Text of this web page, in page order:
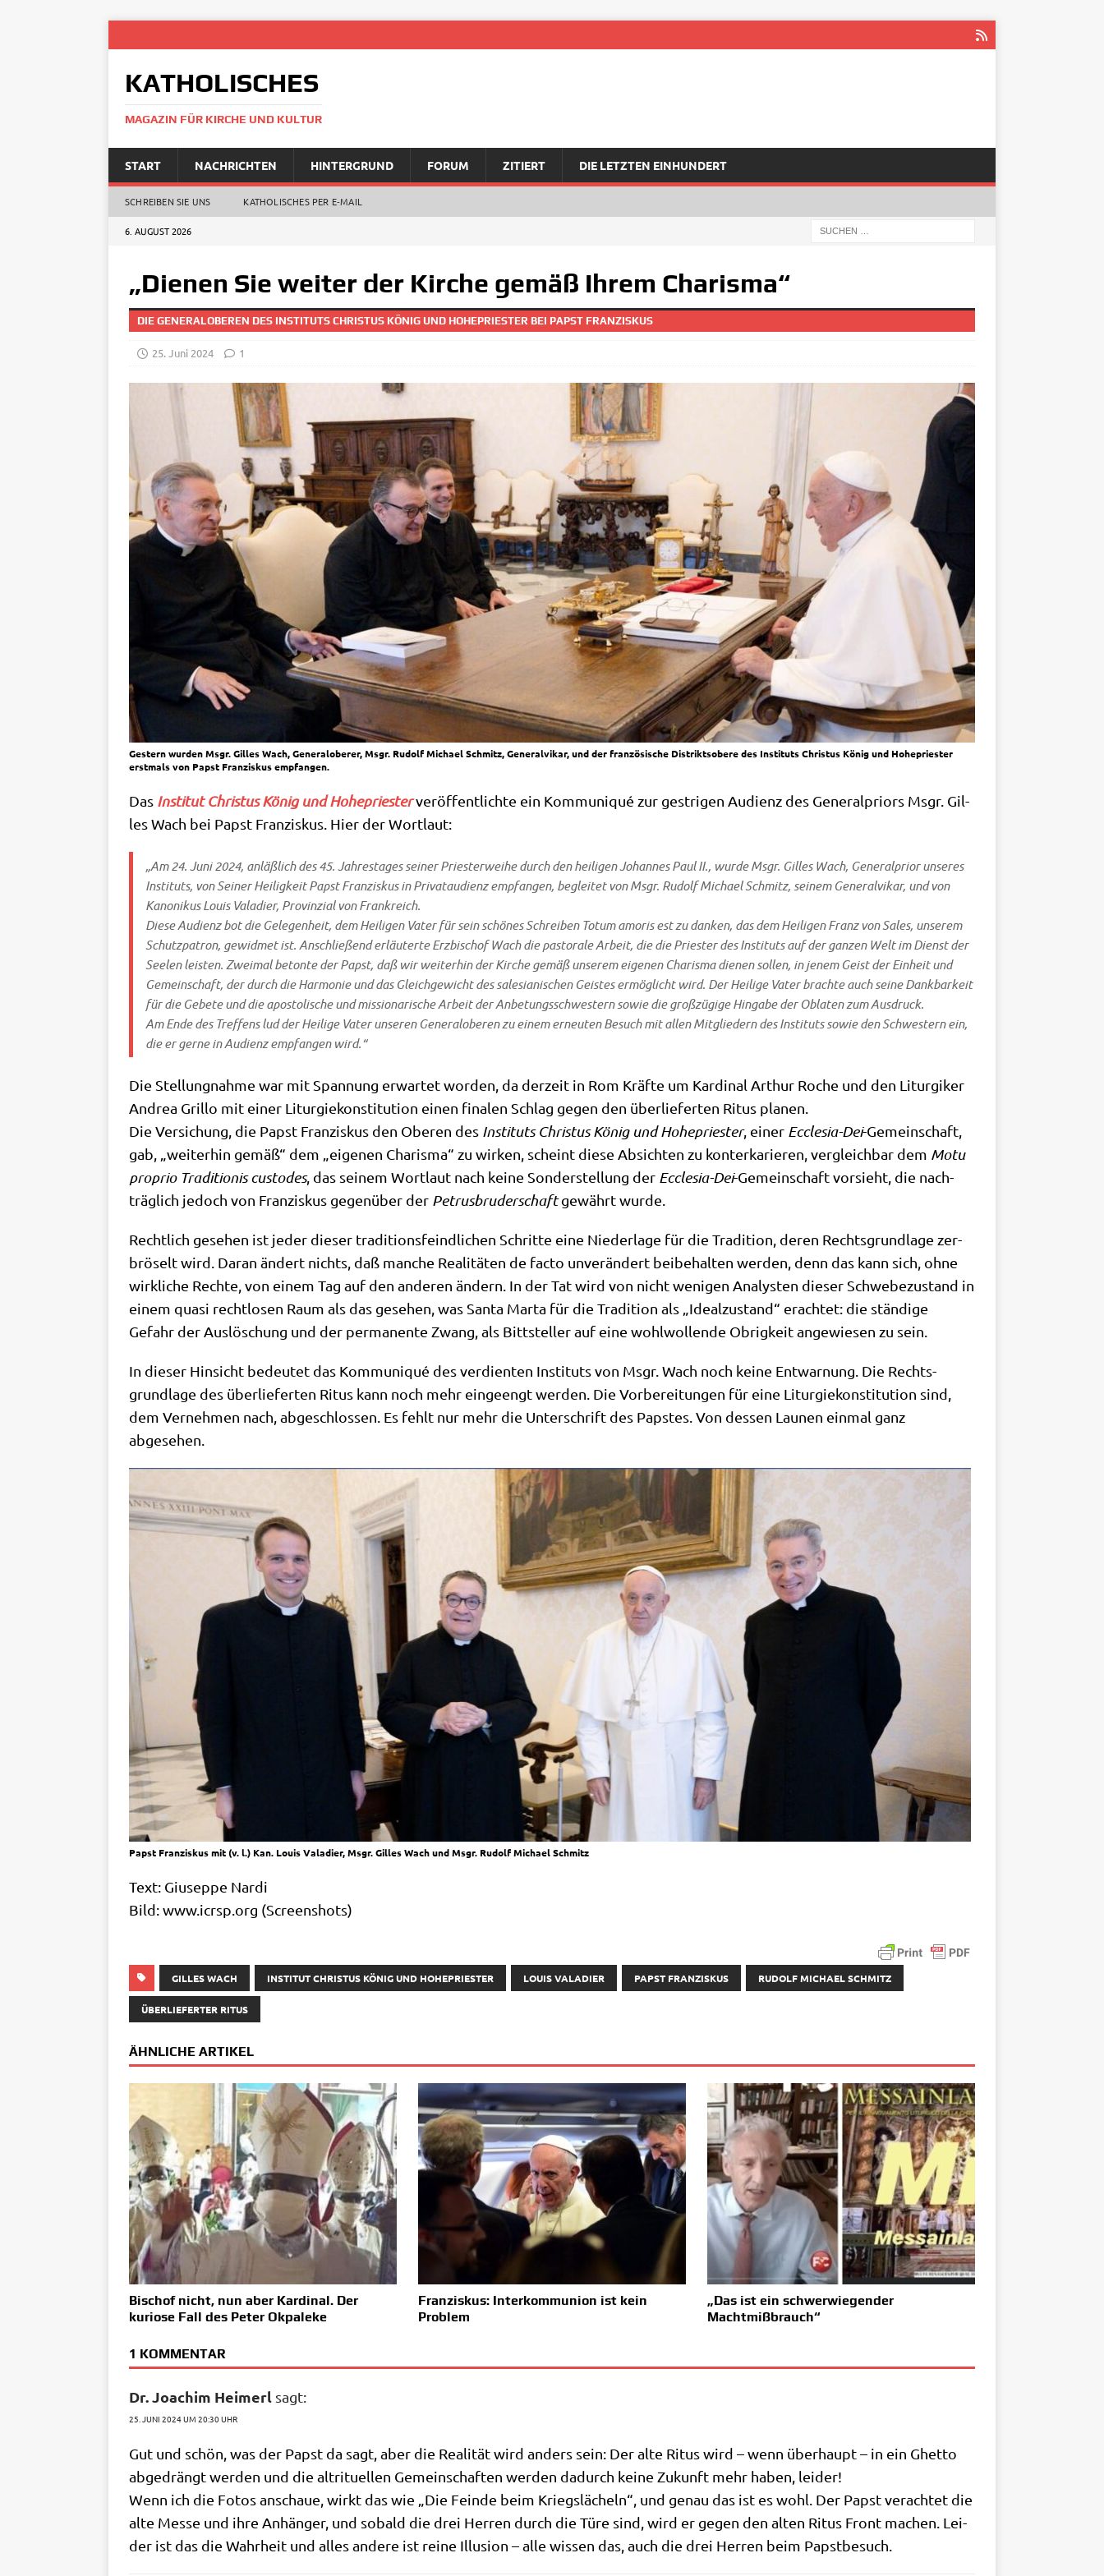
KATHOLISCHES
MAGAZIN FÜR KIRCHE UND KULTUR
START NACHRICHTEN HINTERGRUND FORUM ZITIERT DIE LETZTEN EINHUNDERT
SCHREIBEN SIE UNS KATHOLISCHES PER E‑MAIL
6. AUGUST 2026
„Dienen Sie weiter der Kirche gemäß Ihrem Charisma“
DIE GENERALOBEREN DES INSTITUTS CHRISTUS KÖNIG UND HOHEPRIESTER BEI PAPST FRANZISKUS
25. Juni 2024 1
Gestern wurden Msgr. Gilles Wach, Generaloberer, Msgr. Rudolf Michael Schmitz, Generalvikar, und der französische Distriktsobere des Instituts Christus König und Hohepriester
erstmals von Papst Franziskus empfangen.
Das Insti­tut Chri­stus König und Hohe­prie­sterver­öf­fent­lich­te ein Kom­mu­ni­qué zur gest­ri­gen Audi­enz des Gene­ral­pri­o­rs Msgr. Gil­
les Wach bei Papst Fran­zis­kus. Hier der Wortlaut:
„Am 24. Juni 2024, anläß­lich des 45. Jah­res­ta­ges sei­ner Prie­ster­wei­he durch den hei­li­gen Johan­nes Paul II., wur­de Msgr. Gil­les Wach, Gene­ral­pri­or unse­res
Insti­tuts, von Sei­ner Hei­lig­keit Papst Fran­zis­kus in Pri­vat­au­di­enz emp­fan­gen, beglei­tet von Msgr. Rudolf Micha­el Schmitz, sei­nem Gene­ral­vi­kar, und von
Kano­ni­kus Lou­is Vala­dier, Pro­vin­zi­al von Frank­reich.
Die­se Audi­enz bot die Gele­gen­heit, dem Hei­li­gen Vater für sein schö­nes Schrei­benTotum amo­ris estzu dan­ken, das dem Hei­li­gen Franz von Sales, unse­rem
Schutz­pa­tron, gewid­met ist. Anschlie­ßend erläu­ter­te Erz­bi­schof Wach die pasto­ra­le Arbeit, die die Prie­ster des Insti­tuts auf der gan­zen Welt im Dienst der
See­len lei­sten. Zwei­mal beton­te der Papst, daß wir wei­ter­hin der Kir­che gemäß unse­rem eige­nen Cha­ris­ma die­nen sol­len, in jenem Geist der Ein­heit und
Gemein­schaft, der durch die Har­mo­nie und das Gleich­ge­wicht des sale­sia­ni­schen Gei­stes ermög­licht wird. Der Hei­li­ge Vater brach­te auch sei­ne Dank­bar­keit
für die Gebe­te und die apo­sto­li­sche und mis­sio­na­ri­sche Arbeit der Anbe­tungs­schwe­stern sowie die groß­zü­gi­ge Hin­ga­be der Obla­ten zum Aus­druck.
Am Ende des Tref­fens lud der Hei­li­ge Vater unse­ren Gene­ral­obe­ren zu einem erneu­ten Besuch mit allen Mit­glie­dern des Insti­tuts sowie den Schwe­stern ein,
die er ger­ne in Audi­enz emp­fan­gen wird.“
Die Stel­lung­nah­me war mit Span­nung erwar­tet wor­den, da der­zeit in Rom Kräf­te um Kar­di­nal Arthur Roche und den Lit­ur­gi­ker
Andrea Gril­lo mit einer Lit­ur­gie­kon­sti­tu­ti­on einen fina­len Schlag gegen den über­lie­fer­ten Ritus pla­nen.
Die Ver­si­chung, die Papst Fran­zis­kus den Obe­ren des Insti­tuts Chri­stus König und Hohe­prie­ster, einer Eccle­sia-Dei-Gemein­schaft,
gab, „wei­ter­hin gemäß“ dem „eige­nen Cha­ris­ma“ zu wir­ken, scheint die­se Absich­ten zu kon­ter­ka­rie­ren, ver­gleich­bar dem Motu
pro­prio Tra­di­tio­nis cus­to­des, das sei­nem Wort­laut nach kei­ne Son­der­stel­lung der Eccle­sia-Dei-Gemein­schaft vor­sieht, die nach­
träg­lich jedoch von Fran­zis­kus gegen­über der Petrus­bru­der­schaftgewährt wur­de.
Recht­lich gese­hen ist jeder die­ser tra­di­ti­ons­feind­li­chen Schrit­te eine Nie­der­la­ge für die Tra­di­ti­on, deren Rechts­grund­la­ge zer­
brö­selt wird. Dar­an ändert nichts, daß man­che Rea­li­tä­ten de fac­to unver­än­dert bei­be­hal­ten wer­den, denn das kann sich, ohne
wirk­li­che Rech­te, von einem Tag auf den ande­ren ändern. In der Tat wird von nicht weni­gen Ana­ly­sten die­ser Schwe­be­zu­stand in
einem qua­si recht­lo­sen Raum als das gese­hen, was San­ta Mar­ta für die Tra­di­ti­on als „Ide­al­zu­stand“ erach­tet: die stän­di­ge
Gefahr der Aus­lö­schung und der per­ma­nen­te Zwang, als Bitt­stel­ler auf eine wohl­wol­len­de Obrig­keit ange­wie­sen zu sein.
In die­ser Hin­sicht bedeu­tet das Kom­mu­ni­qué des ver­dien­ten Insti­tuts von Msgr. Wach noch kei­ne Ent­war­nung. Die Rechts­
grund­la­ge des über­lie­fer­ten Ritus kann noch mehr ein­ge­engt wer­den. Die Vor­be­rei­tun­gen für eine Lit­ur­gie­kon­sti­tu­ti­on sind,
dem Ver­neh­men nach, abge­schlos­sen. Es fehlt nur mehr die Unter­schrift des Pap­stes. Von des­sen Lau­nen ein­mal ganz
abgesehen.
Papst Fran­zis­kus mit (v. l.) Kan. Lou­is Vala­dier, Msgr. Gil­les Wach und Msgr. Rudolf Micha­el Schmitz
Text: Giu­sep­pe Nar­di
Bild: www​.icrsp​.org (Screen­shots)
GILLES WACH INSTITUT CHRISTUS KÖNIG UND HOHEPRIESTER LOUIS VALADIER PAPST FRANZISKUS RUDOLF MICHAEL SCHMITZ
ÜBERLIEFERTER RITUS
ÄHNLICHE ARTIKEL
Bischof nicht, nun aber Kardinal. Der
kuriose Fall des Peter Okpaleke
Franziskus: Interkommunion ist kein
Problem
„Das ist ein schwerwiegender
Machtmißbrauch“
1 KOMMENTAR
Dr. Joachim Heimerl sagt:
25. JUNI 2024 UM 20:30 UHR
Gut und schön, was der Papst da sagt, aber die Rea­li­tät wird anders sein: Der alte Ritus wird – wenn über­haupt – in ein Ghet­to
abge­drängt wer­den und die alt­ri­tu­el­len Gemein­schaf­ten wer­den dadurch kei­ne Zukunft mehr haben, leider!
Wenn ich die Fotos anschaue, wirkt das wie „Die Fein­de beim Kriegs­lä­cheln“, und genau das ist es wohl. Der Papst ver­ach­tet die
alte Mes­se und ihre Anhän­ger, und sobald die drei Her­ren durch die Türe sind, wird er gegen den alten Ritus Front machen. Lei­
der ist das die Wahr­heit und alles ande­re ist rei­ne Illu­si­on – alle wis­sen das, auch die drei Her­ren beim Papstbesuch.